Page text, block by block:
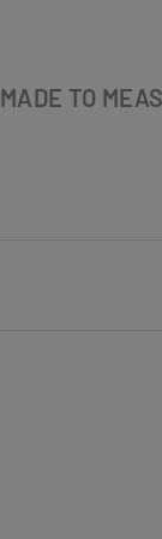
MADE TO